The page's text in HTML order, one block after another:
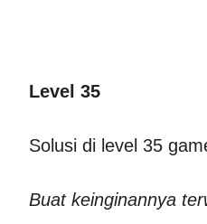
Level 35
Solusi di level 35
Buat keinginannya